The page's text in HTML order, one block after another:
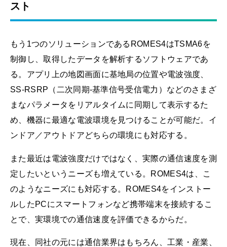
スト
もう1つのソリューションであるROMES4はTSMA6を
制御し、取得したデータを解析するソフトウェアであ
る。アプリ上の地図画面に基地局の位置や電波強度、
SS-RSRP（二次同期-基準信号受信電力）などのさまざ
まなパラメータをリアルタイムに同期して表示するた
め、機器に最適な電波環境を見つけることが可能だ。イ
ンドア／アウトドアどちらの環境にも対応する。
また最近は電波強度だけではなく、実際の通信速度を測
定したいというニーズも増えている。ROMES4は、こ
のようなニーズにも対応する。ROMES4をインストー
ルしたPCにスマートフォンなど携帯端末を接続するこ
とで、実環境での通信速度を評価できるからだ。
現在、同社の元には通信業界はもちろん、工業・産業、